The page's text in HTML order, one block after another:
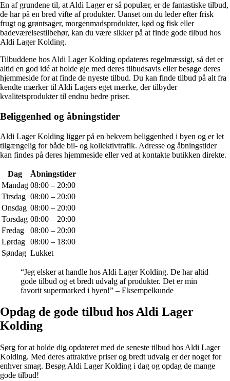
En af grundene til, at Aldi Lager er så populær, er de fantastiske tilbud,
de har på en bred vifte af produkter. Uanset om du leder efter frisk
frugt og grøntsager, morgenmadsprodukter, kød og fisk eller
badeværelsestilbehør, kan du være sikker på at finde gode tilbud hos
Aldi Lager Kolding.
Tilbuddene hos Aldi Lager Kolding opdateres regelmæssigt, så det er
altid en god idé at holde øje med deres tilbudsavis eller besøge deres
hjemmeside for at finde de nyeste tilbud. Du kan finde tilbud på alt fra
kendte mærker til Aldi Lagers eget mærke, der tilbyder
kvalitetsprodukter til endnu bedre priser.
Beliggenhed og åbningstider
Aldi Lager Kolding ligger på en bekvem beliggenhed i byen og er let
tilgængelig for både bil- og kollektivtrafik. Adresse og åbningstider
kan findes på deres hjemmeside eller ved at kontakte butikken direkte.
Dag
Åbningstider
Mandag 08:00 – 20:00
Tirsdag 08:00 – 20:00
Onsdag 08:00 – 20:00
Torsdag 08:00 – 20:00
Fredag
08:00 – 20:00
Lørdag 08:00 – 18:00
Søndag Lukket
“Jeg elsker at handle hos Aldi Lager Kolding. De har altid
gode tilbud og et bredt udvalg af produkter. Det er min
favorit supermarked i byen!” – Eksempelkunde
Opdag de gode tilbud hos Aldi Lager
Kolding
Sørg for at holde dig opdateret med de seneste tilbud hos Aldi Lager
Kolding. Med deres attraktive priser og bredt udvalg er der noget for
enhver smag. Besøg Aldi Lager Kolding i dag og opdag de mange
gode tilbud!